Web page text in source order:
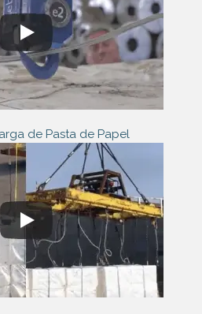
de Pasta de Papel